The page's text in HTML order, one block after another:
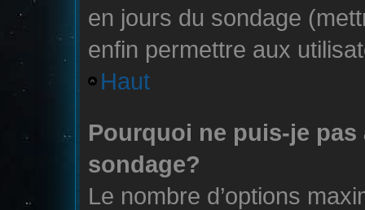
en jours du sondage
enfin permettre aux
Haut
Pourquoi ne puis-je
sondage?
Le nombre d’options